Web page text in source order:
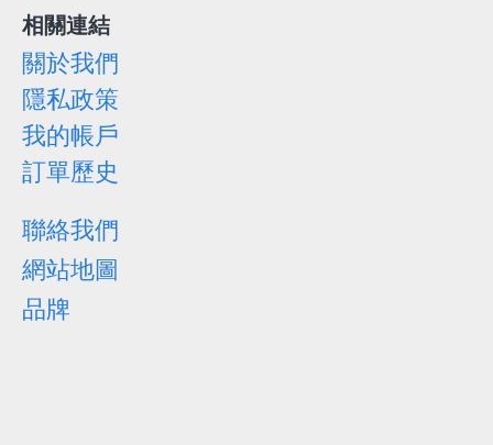
相關連結
關於我們
隱私政策
我的帳戶
訂單歷史
聯絡我們
網站地圖
品牌